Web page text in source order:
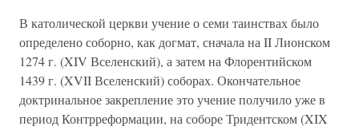
В католической церкви учение о семи таинствах было
определено соборно, как догмат, сначала на II Лионском
1274 г. (XIV Вселенский), а затем на Флорентийском
1439 г. (XVII Вселенский) соборах. Окончательное
доктринальное закрепление это учение получило уже в
период Контрреформации, на соборе Тридентском (XIX